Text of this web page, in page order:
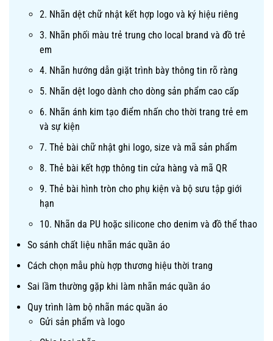
2. Nhãn dệt chữ nhật kết hợp logo và ký hiệu riêng
3. Nhãn phối màu trẻ trung cho local brand và đồ trẻ
em
4. Nhãn hướng dẫn giặt trình bày thông tin rõ ràng
5. Nhãn dệt logo dành cho dòng sản phẩm cao cấp
6. Nhãn ánh kim tạo điểm nhấn cho thời trang trẻ em
và sự kiện
7. Thẻ bài chữ nhật ghi logo, size và mã sản phẩm
8. Thẻ bài kết hợp thông tin cửa hàng và mã QR
9. Thẻ bài hình tròn cho phụ kiện và bộ sưu tập giới
hạn
10. Nhãn da PU hoặc silicone cho denim và đồ thể thao
So sánh chất liệu nhãn mác quần áo
Cách chọn mẫu phù hợp thương hiệu thời trang
Sai lầm thường gặp khi làm nhãn mác quần áo
Quy trình làm bộ nhãn mác quần áo
Gửi sản phẩm và logo